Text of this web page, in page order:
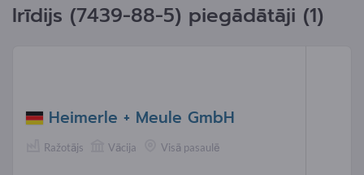
Irīdijs (7439-88-5) piegādātāji (1)
Heimerle + Meule GmbH
Ražotājs Vācija Visā pasaulē